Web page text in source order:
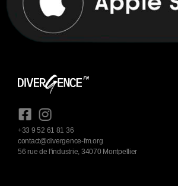
+33 9 52 61 81 36
contact@divergence-fm.org
56 rue de l'industrie, 34070 Montpellier